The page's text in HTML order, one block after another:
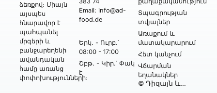
ձեռքով։ Միայն
այսպես
հնարավոր է
պահպանել
մրգերի և
բանջարեղենի
ավանդական
համը առանց
փոփոխությունների։
Email: info@ad-
food.de
Երկ․ - Ուրբ․՝
08:00 - 17:00
Շբթ․ - Կիր․՝ Փակ
է
Տպագրության
տվյալներ
Առաքում և
մատակարարում
Հետ կանչում
Վճարման
եղանակներ
© Դիզայն և